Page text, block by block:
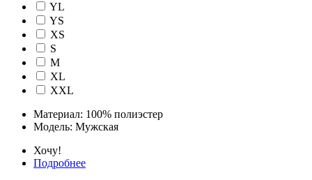
YL
YS
XS
S
M
XL
XXL
Материал: 100% полиэстер
Модель: Мужская
Хочу!
Подробнее